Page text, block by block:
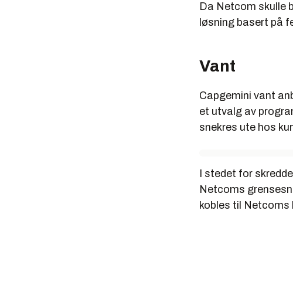
Da Netcom skulle
løsning basert på
Vant
Capgemini vant
et utvalg av
snekres ute hos
I stedet for
Netcoms
kobles til Netcoms